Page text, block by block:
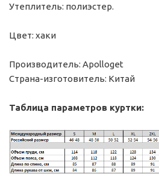
Утеплитель: полиэстер.
Цвет: хаки
Производитель: Apolloget
Страна-изготовитель: Китай
Таблица параметров куртки: